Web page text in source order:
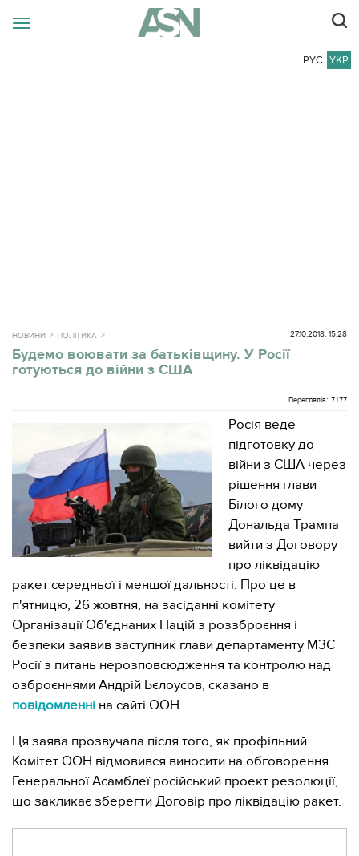
РУС УКР
НОВИНИ ПОЛІТИКА 27.10.2018, 15:28
Будемо воювати за батьківщину. У Росії
готуються до війни з США
Переглядів: 7177
Росія веде
підготовку до
війни з США через
рішення глави
Білого дому
Дональда Трампа
вийти з Договору
про ліквідацію
ракет середньої і меншої дальності. Про це в
п'ятницю, 26 жовтня, на засіданні комітету
Організації Об'єднаних Націй з роззброєння і
безпеки заявив заступник глави департаменту МЗС
Росії з питань нерозповсюдження та контролю над
озброєннями Андрій Бєлоусов, сказано в
повідомленні на сайті ООН.
Ця заява прозвучала після того, як профільний
Комітет ООН відмовився виносити на обговорення
Генеральної Асамблеї російський проект резолюції,
що закликає зберегти Договір про ліквідацію ракет.